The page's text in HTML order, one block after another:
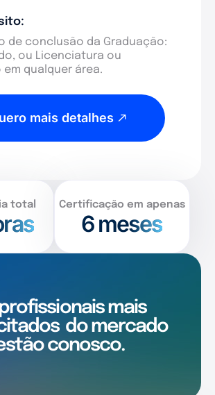
de conclusão da Graduação:
ou Licenciatura ou
em qualquer área.
mais detalhes
total Certificação em apenas
6 meses
mais
do mercado
conosco.